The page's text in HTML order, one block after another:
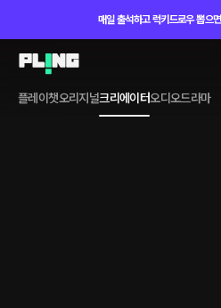
매일 출석하고 럭키드로우 뽑으
플레이챗오리지널크리에이터오디오드라마